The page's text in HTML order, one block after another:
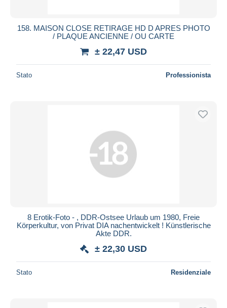
158. MAISON CLOSE RETIRAGE HD D APRES PHOTO
/ PLAQUE ANCIENNE / OU CARTE
± 22,47 USD
Stato Professionista
8 Erotik-Foto - , DDR-Ostsee Urlaub um 1980, Freie
Körperkultur, von Privat DIA nachentwickelt ! Künstlerische
Akte DDR.
± 22,30 USD
Stato Residenziale